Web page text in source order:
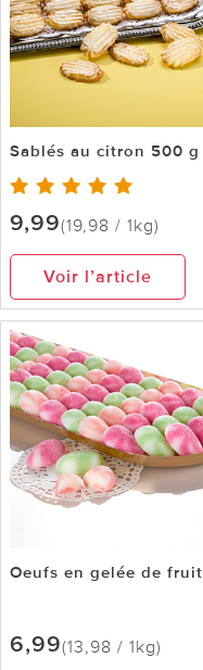
Sablés au citron 500 g
9,99(19,98 / 1kg)
Voir l’article
Oeufs en gelée de fruit
6,99(13,98 / 1kg)